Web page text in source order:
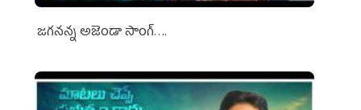
జగనన్న అజెండా సాంగ్….